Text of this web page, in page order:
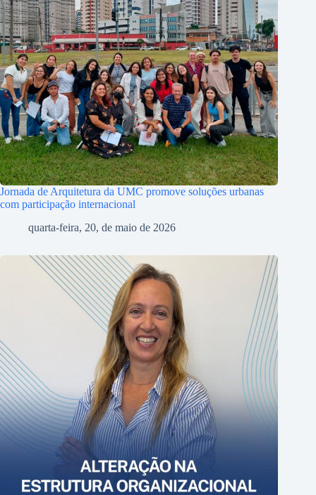
Jornada de Arquitetura da UMC promove soluções urbanas
com participação internacional
quarta-feira, 20, de maio de 2026